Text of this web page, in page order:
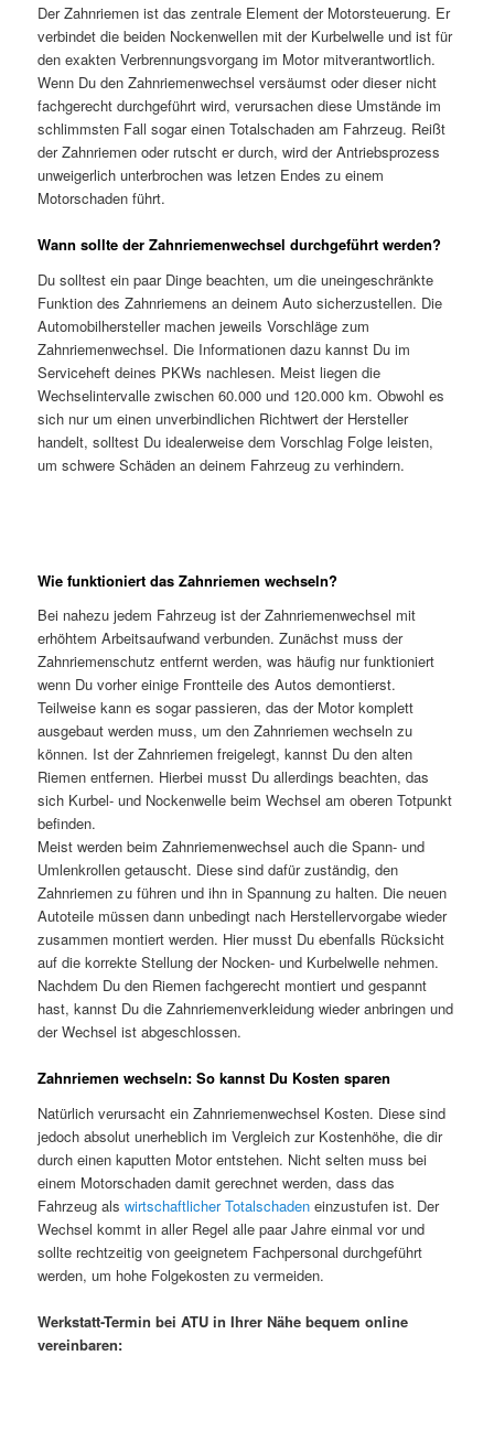
Der Zahnriemen ist das zentrale Element der Motorsteuerung. Er
verbindet die beiden Nockenwellen mit der Kurbelwelle und ist für
den exakten Verbrennungsvorgang im Motor mitverantwortlich.
Wenn Du den Zahnriemenwechsel versäumst oder dieser nicht
fachgerecht durchgeführt wird, verursachen diese Umstände im
schlimmsten Fall sogar einen Totalschaden am Fahrzeug. Reißt
der Zahnriemen oder rutscht er durch, wird der Antriebsprozess
unweigerlich unterbrochen was letzen Endes zu einem
Motorschaden führt.
Wann sollte der Zahnriemenwechsel durchgeführt werden?
Du solltest ein paar Dinge beachten, um die uneingeschränkte
Funktion des Zahnriemens an deinem Auto sicherzustellen. Die
Automobilhersteller machen jeweils Vorschläge zum
Zahnriemenwechsel. Die Informationen dazu kannst Du im
Serviceheft deines PKWs nachlesen. Meist liegen die
Wechselintervalle zwischen 60.000 und 120.000 km. Obwohl es
sich nur um einen unverbindlichen Richtwert der Hersteller
handelt, solltest Du idealerweise dem Vorschlag Folge leisten,
um schwere Schäden an deinem Fahrzeug zu verhindern.
Wie funktioniert das Zahnriemen wechseln?
Bei nahezu jedem Fahrzeug ist der Zahnriemenwechsel mit
erhöhtem Arbeitsaufwand verbunden. Zunächst muss der
Zahnriemenschutz entfernt werden, was häufig nur funktioniert
wenn Du vorher einige Frontteile des Autos demontierst.
Teilweise kann es sogar passieren, das der Motor komplett
ausgebaut werden muss, um den Zahnriemen wechseln zu
können. Ist der Zahnriemen freigelegt, kannst Du den alten
Riemen entfernen. Hierbei musst Du allerdings beachten, das
sich Kurbel- und Nockenwelle beim Wechsel am oberen Totpunkt
befinden.
Meist werden beim Zahnriemenwechsel auch die Spann- und
Umlenkrollen getauscht. Diese sind dafür zuständig, den
Zahnriemen zu führen und ihn in Spannung zu halten. Die neuen
Autoteile müssen dann unbedingt nach Herstellervorgabe wieder
zusammen montiert werden. Hier musst Du ebenfalls Rücksicht
auf die korrekte Stellung der Nocken- und Kurbelwelle nehmen.
Nachdem Du den Riemen fachgerecht montiert und gespannt
hast, kannst Du die Zahnriemenverkleidung wieder anbringen und
der Wechsel ist abgeschlossen.
Zahnriemen wechseln: So kannst Du Kosten sparen
Natürlich verursacht ein Zahnriemenwechsel Kosten. Diese sind
jedoch absolut unerheblich im Vergleich zur Kostenhöhe, die dir
durch einen kaputten Motor entstehen. Nicht selten muss bei
einem Motorschaden damit gerechnet werden, dass das
Fahrzeug alswirtschaftlicher Totalschaden einzustufen ist. Der
Wechsel kommt in aller Regel alle paar Jahre einmal vor und
sollte rechtzeitig von geeignetem Fachpersonal durchgeführt
werden, um hohe Folgekosten zu vermeiden.
Werkstatt-Termin bei ATU in Ihrer Nähe bequem online
vereinbaren: